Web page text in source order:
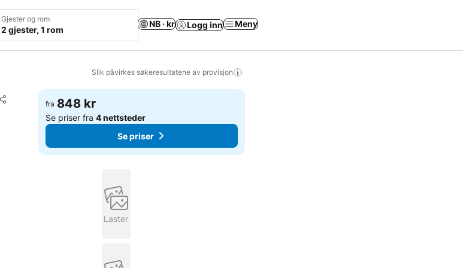
Gjester og rom
2 gjester, 1 rom
NB · kr Logg inn Meny
Slik påvirkes søkeresultatene av provisjon
Del
Legg til i favoritter
fra 848 kr
Se priser fra4 nettsteder
Se priser
Laster